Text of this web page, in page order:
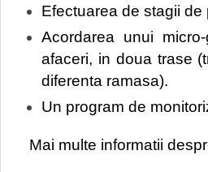
Efectuarea de stagii de
Acordarea unui
afaceri, in doua trase
diferenta ramasa).
Un program de
Mai multe informatii